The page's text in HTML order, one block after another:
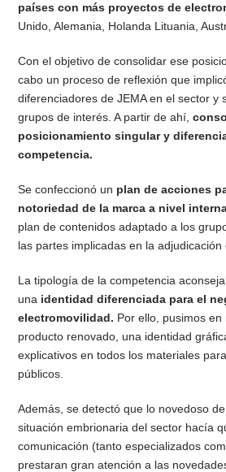
países con más proyectos de
Unido, Alemania, Holanda Lituania,
Con el objetivo de consolidar ese
cabo un proceso de reflexión que
diferenciadores de JEMA en el sector y
grupos de interés. A partir de ahí,
posicionamiento singular y
competencia.
Se confeccionó un plan de acciones
notoriedad de la marca a nivel
plan de contenidos adaptado a los
las partes implicadas en la adjudicación
La tipología de la competencia
una identidad diferenciada para el
electromovilidad. Por ello, pusimos
producto renovado, una identidad
explicativos en todos los materiales
públicos.
Además, se detectó que lo novedoso
situación embrionaria del sector hacía
comunicación (tanto especializados
prestaran gran atención a las